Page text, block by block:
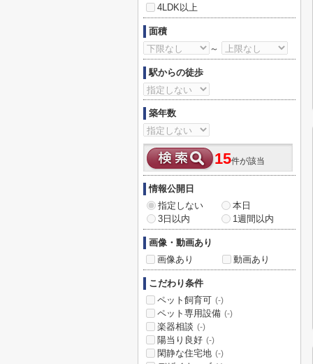
4LDK以上
面積
～
駅からの徒歩
築年数
15件が該当
情報公開日
指定しない
本日
3日以内
1週間以内
画像・動画あり
画像あり
動画あり
こだわり条件
ペット飼育可 (-)
ペット専用設備 (-)
楽器相談 (-)
陽当り良好 (-)
閑静な住宅地 (-)